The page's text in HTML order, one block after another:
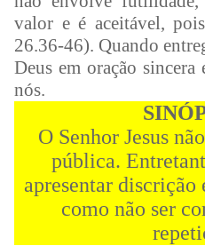
valor e é aceitável,
26.36-46). Quando
Deus em oração
nós.
O Senhor Jesus
pública.
apresentar discrição
como não ser